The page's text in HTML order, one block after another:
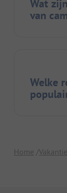
Wat
van
Welke
Home